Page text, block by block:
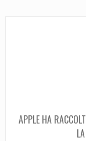
APPLE HA